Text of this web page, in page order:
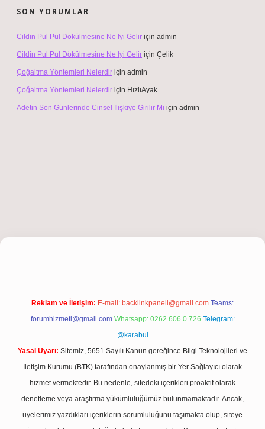
SON YORUMLAR
Cildin Pul Pul Dökülmesine Ne Iyi Gelir için admin
Cildin Pul Pul Dökülmesine Ne Iyi Gelir için Çelik
Çoğaltma Yöntemleri Nelerdir için admin
Çoğaltma Yöntemleri Nelerdir için HızlıAyak
Adetin Son Günlerinde Cinsel Ilişkiye Girilir Mi için admin
Reklam ve İletişim: E-mail: backlinkpaneli@gmail.com Teams:
forumhizmeti@gmail.com Whatsapp: 0262 606 0 726 Telegram:
@karabul
Yasal Uyarı: Sitemiz, 5651 Sayılı Kanun gereğince Bilgi Teknolojileri ve
İletişim Kurumu (BTK) tarafından onaylanmış bir Yer Sağlayıcı olarak
hizmet vermektedir. Bu nedenle, sitedeki içerikleri proaktif olarak
denetleme veya araştırma yükümlülüğümüz bulunmamaktadır. Ancak,
üyelerimiz yazdıkları içeriklerin sorumluluğunu taşımakta olup, siteye